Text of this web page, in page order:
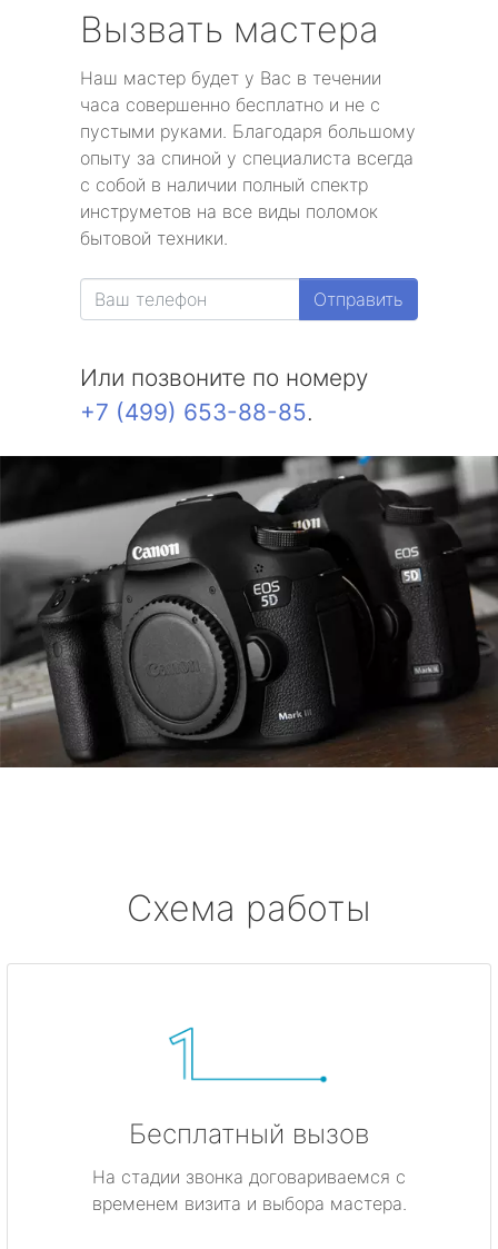
Вызвать мастера
Наш мастер будет у Вас в течении
часа совершенно бесплатно и не с
пустыми руками. Благодаря большому
опыту за спиной у специалиста всегда
с собой в наличии полный спектр
инструметов на все виды поломок
бытовой техники.
Отправить
Или позвоните по номеру
+7 (499) 653-88-85.
Схема работы
Бесплатный вызов
На стадии звонка договариваемся с
временем визита и выбора мастера.